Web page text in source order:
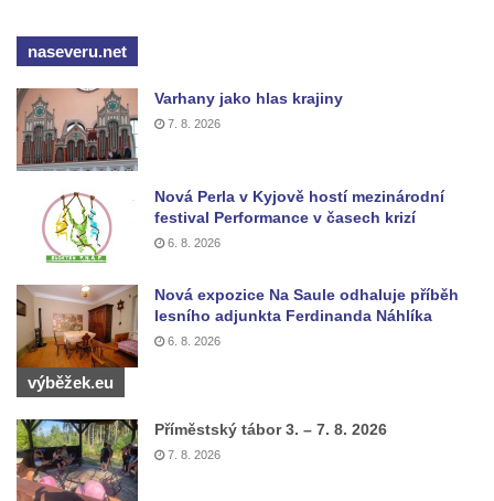
Libochovanech
Kašna na náměstí Tomáše Garrigue
Masaryka v České Lípě
Kašna na Mírovém náměstí v Postoloprtech
před domem čp. 2150 v Litvínově
Kamenná nádrž na vodu před kostelem
Kašna na náměstí ve Chřibské
Kašna v bývalém parku ve Sládkově ulici u
Domova seniorů v České Kamenici
hlavního nádraží v Ústí nad Labem
Fontána se slunečními hodinami na
naseveru.net
Varhany jako hlas krajiny
7. 8. 2026
Nová Perla v Kyjově hostí mezinárodní
festival Performance v časech krizí
6. 8. 2026
Nová expozice Na Saule odhaluje příběh
lesního adjunkta Ferdinanda Náhlíka
6. 8. 2026
výběžek.eu
Příměstský tábor 3. – 7. 8. 2026
7. 8. 2026